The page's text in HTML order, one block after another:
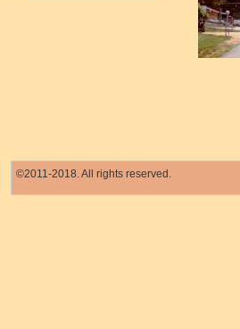
©2011-2018. All rights reserved.